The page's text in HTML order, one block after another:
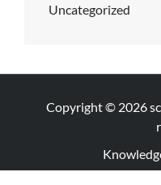
Uncategorized
Copyright © 2026